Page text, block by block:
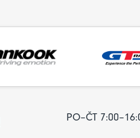
PO–ČT